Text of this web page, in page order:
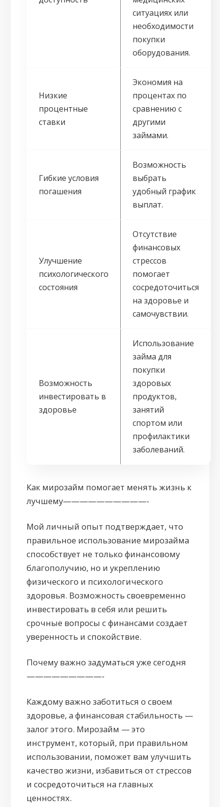
ситуациях или
необходимости
покупки
оборудования.
Низкие
процентные
ставки
Экономия на
процентах по
сравнению с
другими
займами.
Гибкие условия
погашения
Возможность
выбрать
удобный график
выплат.
Улучшение
психологического
состояния
Отсутствие
финансовых
стрессов
помогает
сосредоточиться
на здоровье и
самочувствии.
Возможность
инвестировать в
здоровье
Использование
займа для
покупки
здоровых
продуктов,
занятий
спортом или
профилактики
заболеваний.
Как мирозайм помогает менять жизнь к
лучшему——————————-
Мой личный опыт подтверждает, что
правильное использование мирозайма
способствует не только финансовому
благополучию, но и укреплению
физического и психологического
здоровья. Возможность своевременно
инвестировать в себя или решить
срочные вопросы с финансами создает
уверенность и спокойствие.
Почему важно задуматься уже сегодня
—————————-
Каждому важно заботиться о своем
здоровье, а финансовая стабильность —
залог этого. Мирозайм — это
инструмент, который, при правильном
использовании, поможет вам улучшить
качество жизни, избавиться от стрессов
и сосредоточиться на главных
ценностях.